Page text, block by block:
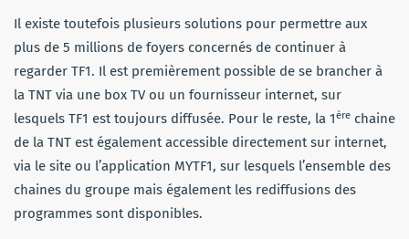
Il existe toutefois plusieurs solutions pour permettre aux
plus de 5 millions de foyers concernés de continuer à
regarder TF1. Il est premièrement possible de se brancher à
la TNT via une box TV ou un fournisseur internet, sur
lesquels TF1 est toujours diffusée. Pour le reste, la 1ère chaine
de la TNT est également accessible directement sur internet,
via le site ou l’application MYTF1, sur lesquels l’ensemble des
chaines du groupe mais également les rediffusions des
programmes sont disponibles.